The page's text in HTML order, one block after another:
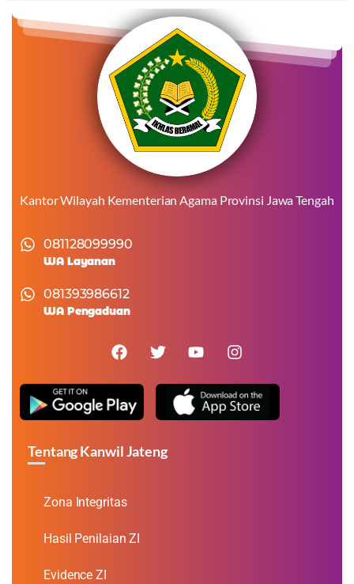
Kantor Wilayah Kementerian Agama Provinsi Jawa Tengah
081128099990
WA Layanan
081393986612
WA Pengaduan
Tentang Kanwil Jateng
Zona Integritas
Hasil Penilaian ZI
Evidence ZI